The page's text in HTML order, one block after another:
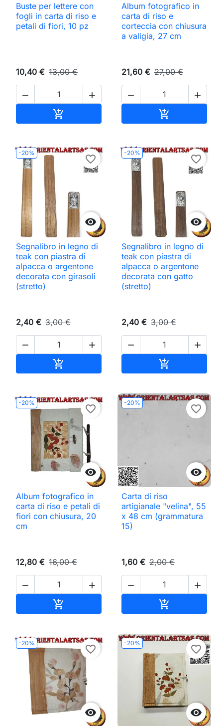
Buste per lettere con
fogli in carta di riso e
petali di fiori, 10 pz
10,40 € 13,00 €
 

Album fotografico in
carta di riso e
corteccia con chiusura
a valigia, 27 cm
21,60 € 27,00 €
 

-20%

favorite_border
Segnalibro in legno di
teak con piastra di
alpacca o argentone
decorata con girasoli
(stretto)
2,40 € 3,00 €
 

-20%

favorite_border
Segnalibro in legno di
teak con piastra di
alpacca o argentone
decorata con gatto
(stretto)
2,40 € 3,00 €
 

-20%

favorite_border
Album fotografico in
carta di riso e petali di
fiori con chiusura, 20
cm
12,80 € 16,00 €
 

-20%

favorite_border
Carta di riso
artigianale "velina", 55
x 48 cm (grammatura
15)
1,60 € 2,00 €
 

-20%

favorite_border
-20%

favorite_border